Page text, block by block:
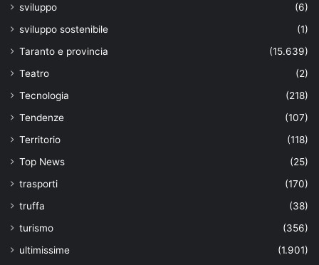
sviluppo
(6)
sviluppo sostenibile
(1)
Taranto e provincia
(15.639)
Teatro
(2)
Tecnologia
(218)
Tendenze
(107)
Territorio
(118)
Top News
(25)
trasporti
(170)
truffa
(38)
turismo
(356)
ultimissime
(1.901)